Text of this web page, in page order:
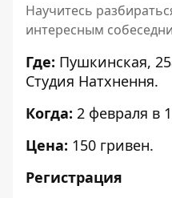
Научитесь
интересным
Где: Пушкинская,
Студия Натхнення.
Когда: 2 февраля в
Цена: 150 гривен.
Регистрация